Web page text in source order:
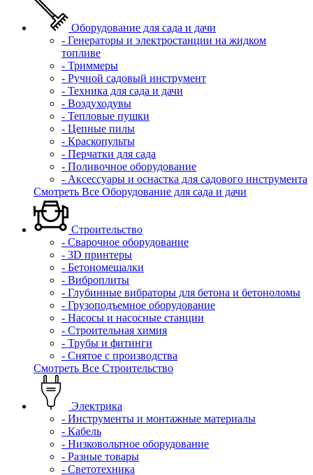
Оборудование для сада и дачи
- Генераторы и электростанции на жидком
топливе
- Триммеры
- Ручной садовый инструмент
- Техника для сада и дачи
- Воздуходувы
- Тепловые пушки
- Цепные пилы
- Краскопульты
- Перчатки для сада
- Поливочное оборудование
- Аксессуары и оснастка для садового инструмента
Смотреть Все Оборудование для сада и дачи
Строительство
- Сварочное оборудование
- 3D принтеры
- Бетономешалки
- Виброплиты
- Глубинные вибраторы для бетона и бетоноломы
- Грузоподъемное оборудование
- Насосы и насосные станции
- Строительная химия
- Трубы и фитинги
- Снятое с производства
Смотреть Все Строительство
Электрика
- Инструменты и монтажные материалы
- Кабель
- Низковольтное оборудование
- Разные товары
- Светотехника